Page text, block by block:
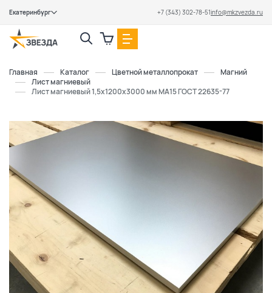
Екатеринбург +7 (343) 302-78-51info@mkzvezda.ru
Главная Каталог Цветной металлопрокат
Магний
Лист магниевый
Лист магниевый 1,5х1200х3000 мм МА15 ГОСТ 22635-77